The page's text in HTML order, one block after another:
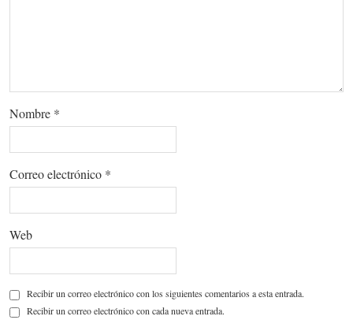
Nombre *
Correo electrónico *
Web
Recibir un correo electrónico con los siguientes comentarios a esta entrada.
Recibir un correo electrónico con cada nueva entrada.